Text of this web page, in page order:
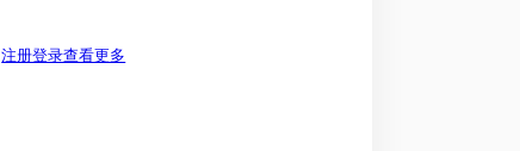
注册登录查看更多